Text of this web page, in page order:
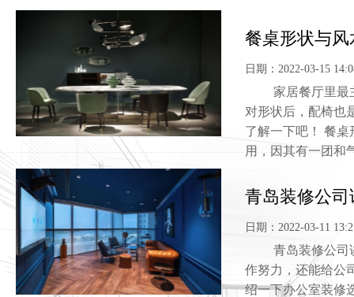
餐桌形状与
日期：2022-03-15
家居餐厅里最主
对形状后，配椅也
了解一下吧！ 餐
用，因其有一团和
青岛装修公
日期：2022-03-11
青岛装修公司讲
作努力，还能给公
绍一下办公室装修